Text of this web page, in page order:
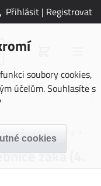
Přihlásit | Registrovat
soubory cookies,
účelům. Souhlasíte s
žáka (4.